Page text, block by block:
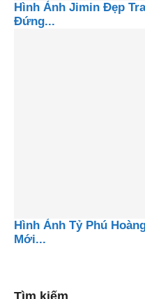
Hình Ảnh Jimin Đẹp
Đứng...
Hình Ảnh Tỷ Phú
Mới...
Tìm kiếm